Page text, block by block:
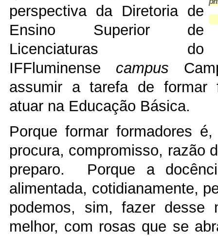
perspectiva da Diretoria de
Ensino Superior de
Licenciaturas do
IFFluminense campus
assumir a tarefa de formar
atuar na Educação Básica.
Porque formar formadores
procura, compromisso, razão
preparo. Porque a
alimentada, cotidianamente,
podemos, sim, fazer desse
melhor, com rosas que se